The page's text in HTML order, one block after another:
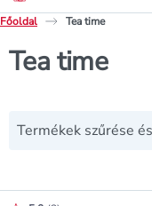
Főoldal
Tea time
Tea time
Termékek szűrése